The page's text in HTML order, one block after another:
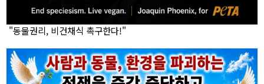
"동물권리, 비건채식 촉구한다!"